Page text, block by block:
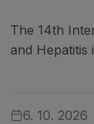
The 14th
and Hepatitis
6. 10. 2026